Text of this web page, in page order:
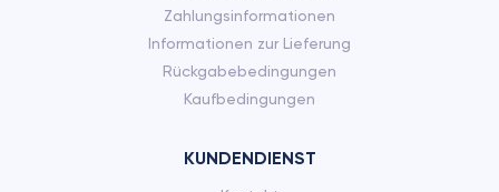
Zahlungsinformationen
Informationen zur Lieferung
Rückgabebedingungen
Kaufbedingungen
KUNDENDIENST